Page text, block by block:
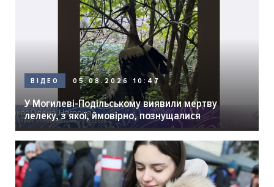
ВІДЕО 05.08.2026 10:47
У Могилеві-Подільському виявили мертву
лелеку, з якої, ймовірно, познущалися